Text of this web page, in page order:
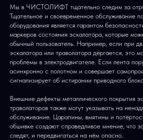
Мы в ЧИСТОЛИФТ тщательно следим за
Тщательное и своевременное обслуживание
оборудования является гарантом
маркеров состояния эскалатора, которые
обычный пользователь. Например, если при
эскалатора или траволатора дёргается, это
проблемы в электродвигателе. Если лента
асинхронно с полотном и совершает
сигнализирует об истирании приводного
Внешние дефекты металлического покрытия
траволаторов также могут указывать на
обслуживание. Царапины, вмятины и
обшивке создают справедливое мнение, что
следят, и передвигаться на нём опасно.